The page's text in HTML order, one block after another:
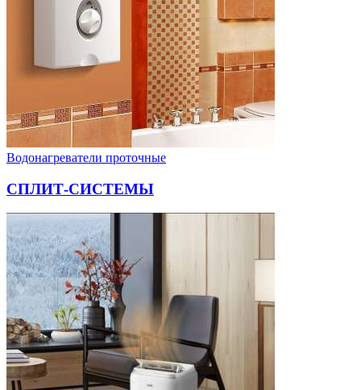
Водонагреватели проточные
СПЛИТ-СИСТЕМЫ